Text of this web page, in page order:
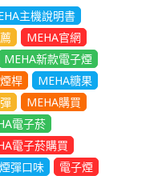
主機說明書
MEHA官網
MEHA新款電子煙
桿
MEHA糖果
MEHA購買
電子菸
電子菸購買
彈口味
電子煙